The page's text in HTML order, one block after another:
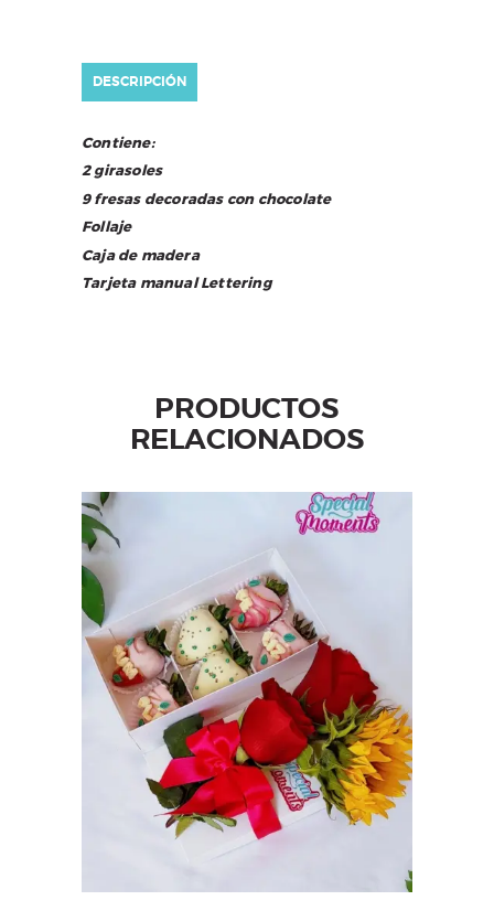
DESCRIPCIÓN
Contiene:
2 girasoles
9 fresas decoradas con chocolate
Follaje
Caja de madera
Tarjeta manual Lettering
PRODUCTOS
RELACIONADOS